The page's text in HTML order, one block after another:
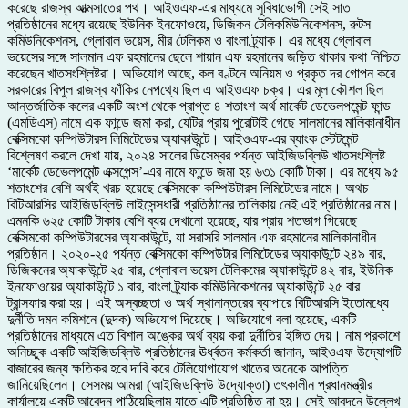
করেছে রাজস্ব আত্মসাতের পথ। আইওএফ-এর মাধ্যমে সুবিধাভোগী সেই সাত
প্রতিষ্ঠানের মধ্যে রয়েছে ইউনিক ইনফোওয়ে, ডিজিকন টেলিকমিউনিকেশনস, রুটস
কমিউনিকেশনস, গ্লোবাল ভয়েস, মীর টেলিকম ও বাংলা ট্র্যাক। এর মধ্যে গ্লোবাল
ভয়েসের সঙ্গে সালমান এফ রহমানের ছেলে শায়ান এফ রহমানের জড়িত থাকার কথা নিশ্চিত
করেছেন খাতসংশ্লিষ্টরা। অভিযোগ আছে, কল বণ্টনে অনিয়ম ও প্রকৃত দর গোপন করে
সরকারের বিপুল রাজস্ব ফাঁকির নেপথ্যে ছিল এ আইওএফ চক্র। এর মূল কৌশল ছিল
আন্তর্জাতিক কলের একটি অংশ থেকে প্রাপ্ত ৪ শতাংশ অর্থ মার্কেট ডেভেলপমেন্ট ফান্ড
(এমডিএস) নামে এক ফান্ডে জমা করা, যেটির প্রায় পুরোটাই গেছে সালমানের মালিকানাধীন
বেক্সিমকো কম্পিউটারস লিমিটেডের অ্যাকাউন্টে। আইওএফ-এর ব্যাংক স্টেটমেন্ট
বিশ্লেষণ করলে দেখা যায়, ২০২৪ সালের ডিসেম্বর পর্যন্ত আইজিডব্লিউ খাতসংশ্লিষ্ট
‘মার্কেট ডেভেলপমেন্ট এক্সপেন্স’-এর নামে ফান্ডে জমা হয় ৬৩১ কোটি টাকা। এর মধ্যে ৯৫
শতাংশের বেশি অর্থই খরচ হয়েছে বেক্সিমকো কম্পিউটারস লিমিটেডের নামে। অথচ
বিটিআরসির আইজিডব্লিউ লাইসেন্সধারী প্রতিষ্ঠানের তালিকায় নেই এই প্রতিষ্ঠানের নাম।
এমনকি ৬২৫ কোটি টাকার বেশি ব্যয় দেখানো হয়েছে, যার প্রায় শতভাগ গিয়েছে
বেক্সিমকো কম্পিউটারসের অ্যাকাউন্টে, যা সরাসরি সালমান এফ রহমানের মালিকানাধীন
প্রতিষ্ঠান। ২০২০-২৫ পর্যন্ত বেক্সিমকো কম্পিউটার লিমিটেডের অ্যাকাউন্টে ২৪৯ বার,
ডিজিকনের অ্যাকাউন্টে ২৫ বার, গ্লোবাল ভয়েস টেলিকমের অ্যাকাউন্টে ৪২ বার, ইউনিক
ইনফোওয়ের অ্যাকাউন্টে ১ বার, বাংলা ট্র্যাক কমিউনিকেশনের অ্যাকাউন্টে ২৫ বার
ট্রান্সফার করা হয়। এই অস্বচ্ছতা ও অর্থ স্থানান্তরের ব্যাপারে বিটিআরসি ইতোমধ্যে
দুর্নীতি দমন কমিশনে (দুদক) অভিযোগ দিয়েছে। অভিযোগে বলা হয়েছে, একটি
প্রতিষ্ঠানের মাধ্যমে এত বিশাল অঙ্কের অর্থ ব্যয় করা দুর্নীতির ইঙ্গিত দেয়। নাম প্রকাশে
অনিচ্ছুক একটি আইজিডব্লিউ প্রতিষ্ঠানের ঊর্ধ্বতন কর্মকর্তা জানান, আইওএফ উদ্যোগটি
বাজারের জন্য ক্ষতিকর হবে দাবি করে টেলিযোগাযোগ খাতের অনেকে আপত্তি
জানিয়েছিলেন। সেসময় আমরা (আইজিডব্লিউ উদ্যোক্তা) তৎকালীন প্রধানমন্ত্রীর
কার্যালয়ে একটি আবেদন পাঠিয়েছিলাম যাতে এটি প্রতিষ্ঠিত না হয়। সেই আবদনে উল্লেখ